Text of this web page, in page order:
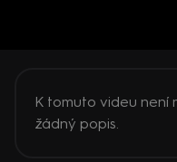
K tomuto videu není
žádný popis.